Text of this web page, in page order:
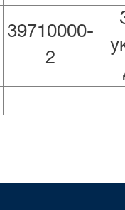
39710000-
2